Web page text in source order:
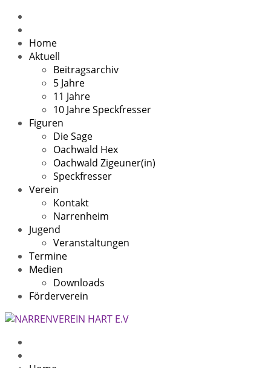
Home
Aktuell
Beitragsarchiv
5 Jahre
11 Jahre
10 Jahre Speckfresser
Figuren
Die Sage
Oachwald Hex
Oachwald Zigeuner(in)
Speckfresser
Verein
Kontakt
Narrenheim
Jugend
Veranstaltungen
Termine
Medien
Downloads
Förderverein